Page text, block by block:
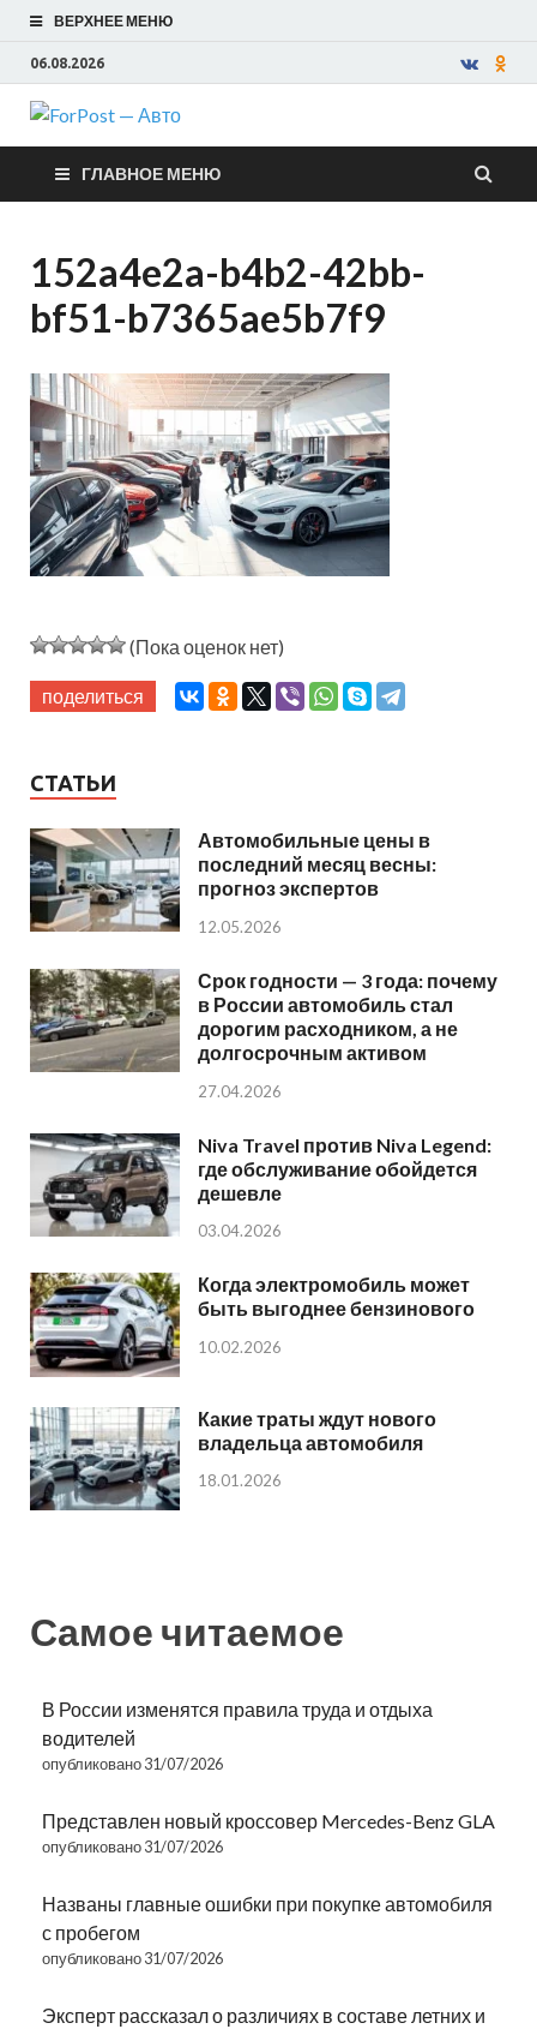
ВЕРХНЕЕ МЕНЮ
06.08.2026
ForPost —
Авто
ГЛАВНОЕ МЕНЮ
152a4e2a-b4b2-42bb-
bf51-b7365ae5b7f9
(Пока оценок нет)
поделиться
СТАТЬИ
Автомобильные цены в
последний месяц весны:
прогноз экспертов
12.05.2026
Срок годности — 3 года: почему
в России автомобиль стал
дорогим расходником, а не
долгосрочным активом
27.04.2026
Niva Travel против Niva Legend:
где обслуживание обойдется
дешевле
03.04.2026
Когда электромобиль может
быть выгоднее бензинового
10.02.2026
Какие траты ждут нового
владельца автомобиля
18.01.2026
Самое читаемое
В России изменятся правила труда и отдыха
водителей
опубликовано 31/07/2026
Представлен новый кроссовер Mercedes-Benz GLA
опубликовано 31/07/2026
Названы главные ошибки при покупке автомобиля
с пробегом
опубликовано 31/07/2026
Эксперт рассказал о различиях в составе летних и